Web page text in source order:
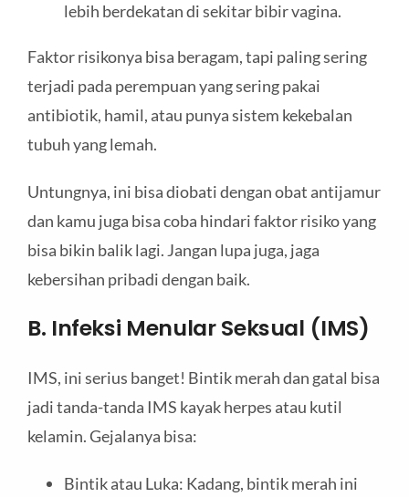
lebih berdekatan di sekitar bibir vagina.
Faktor risikonya bisa beragam, tapi paling sering
terjadi pada perempuan yang sering pakai
antibiotik, hamil, atau punya sistem kekebalan
tubuh yang lemah.
Untungnya, ini bisa diobati dengan obat antijamur
dan kamu juga bisa coba hindari faktor risiko yang
bisa bikin balik lagi. Jangan lupa juga, jaga
kebersihan pribadi dengan baik.
B. Infeksi Menular Seksual (IMS)
IMS, ini serius banget! Bintik merah dan gatal bisa
jadi tanda-tanda IMS kayak herpes atau kutil
kelamin. Gejalanya bisa:
Bintik atau Luka: Kadang, bintik merah ini